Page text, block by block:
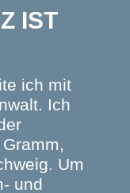
IST
ich mit
Ich
Um
und